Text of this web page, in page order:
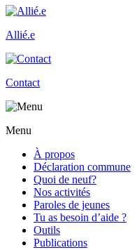
Allié.e
Contact
Menu
À propos
Déclaration commune
Quoi de neuf?
Nos activités
Paroles de jeunes
Tu as besoin d’aide ?
Outils
Publications